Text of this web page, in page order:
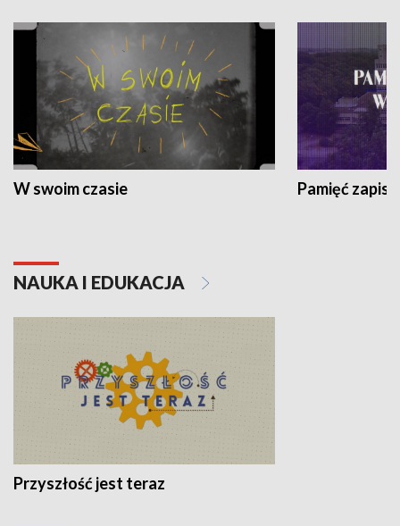
W swoim czasie Pamięć
NAUKA I EDUKACJA
Przyszłość jest teraz